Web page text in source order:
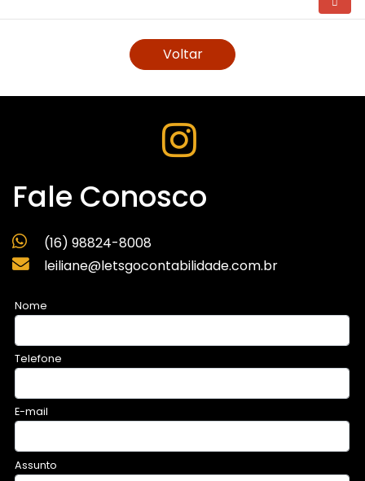
Voltar
Fale Conosco
(16) 98824-8008
leiliane@letsgocontabilidade.com.br
Nome
Telefone
E-mail
Assunto